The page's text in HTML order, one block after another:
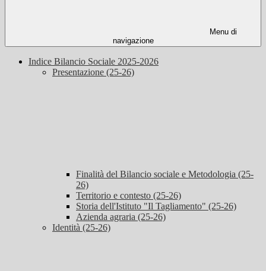
Menu di
navigazione
Indice Bilancio Sociale 2025-2026
Presentazione (25-26)
Finalità del Bilancio sociale e Metodologia (25-
26)
Territorio e contesto (25-26)
Storia dell'Istituto "Il Tagliamento" (25-26)
Azienda agraria (25-26)
Identità (25-26)